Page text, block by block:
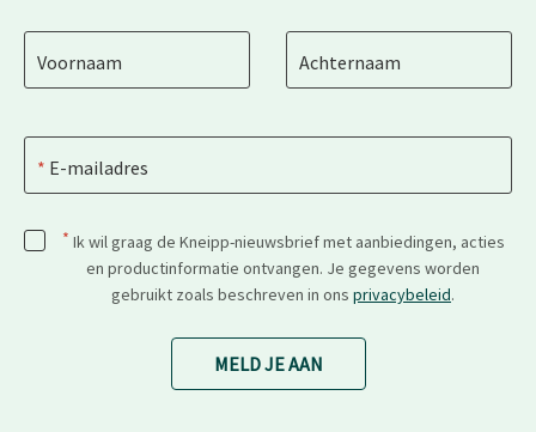
Voornaam Achternaam
E-mailadres
* Ik wil graag de Kneipp-nieuwsbrief met aanbiedingen, acties
en productinformatie ontvangen. Je gegevens worden
gebruikt zoals beschreven in ons privacybeleid.
MELD JE AAN